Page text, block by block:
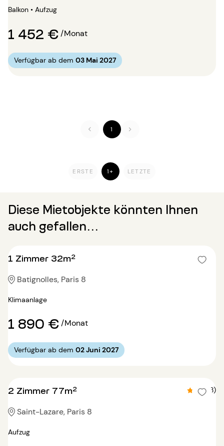
Balkon • Aufzug
1 452 €/Monat
Verfügbar ab dem 03 Mai 2027
1
ERSTE 1+ LETZTE
Diese Mietobjekte könnten Ihnen
auch gefallen...
1 Zimmer 32m²
Batignolles, Paris 8
Klimaanlage
1 890 €/Monat
Verfügbar ab dem 02 Juni 2027
2 Zimmer 77m² 4.4 (8)
Saint-Lazare, Paris 8
Aufzug